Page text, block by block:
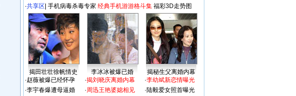
·共享区 手机病毒杀毒专家 经典手机游游格斗集 福彩3D走势图
揭田壮壮徐帆情史 李冰冰被爆已婚
揭秘生父离婚内幕
·赵薇被爆已经怀孕
·李宇春爆遭母逼婚
·揭刘晓庆离婚内幕
·周迅王艳婆媳相见
·李幼斌新恋情曝光
·陆毅爱女照首曝光